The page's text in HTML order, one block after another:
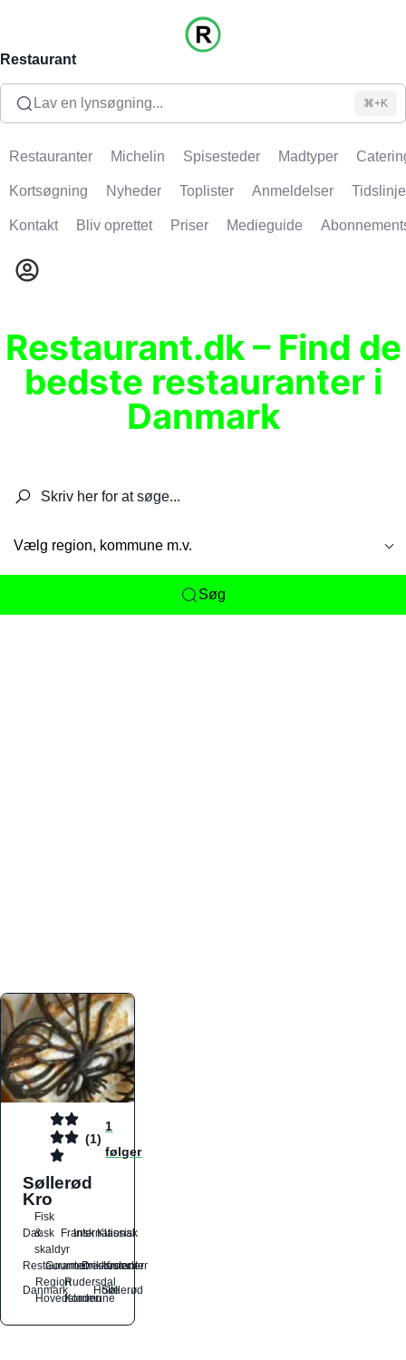
Restaurant
Lav en lynsøgning... ⌘+K
Restauranter Michelin Spisesteder Madtyper
Kortsøgning Nyheder Toplister Anmeldelser Tidslinje
Kontakt Bliv oprettet Priser Medieguide
Restaurant.dk – Find de
bedste restauranter i
Danmark
Vælg region, kommune m.v.
Søg
(1)
1
følger
Søllerød
Kro
Dansk
Fisk
&
skaldyr
Fransk
International
Klassisk
Restauranter
Gourmetrestauranter
Drikkesteder
Kroer
Danmark
Region
Hovedstaden
Rudersdal
Kommune
Holte
Søllerød